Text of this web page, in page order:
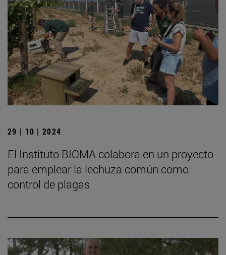
29 | 10 | 2024
El Instituto BIOMA colabora en un proyecto
para emplear la lechuza común como
control de plagas